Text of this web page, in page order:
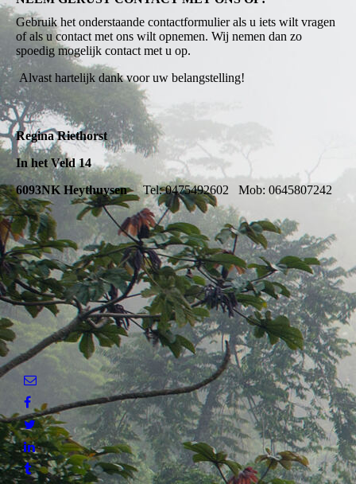
Gebruik het onderstaande contactformulier als u iets wilt vragen
of als u contact met ons wilt opnemen. Wij nemen dan zo
spoedig mogelijk contact met u op.
Alvast hartelijk dank voor uw belangstelling!
Regina Riethorst
In het Veld 14
6093NK HeythuysenTel: 0475492602 Mob: 0645807242